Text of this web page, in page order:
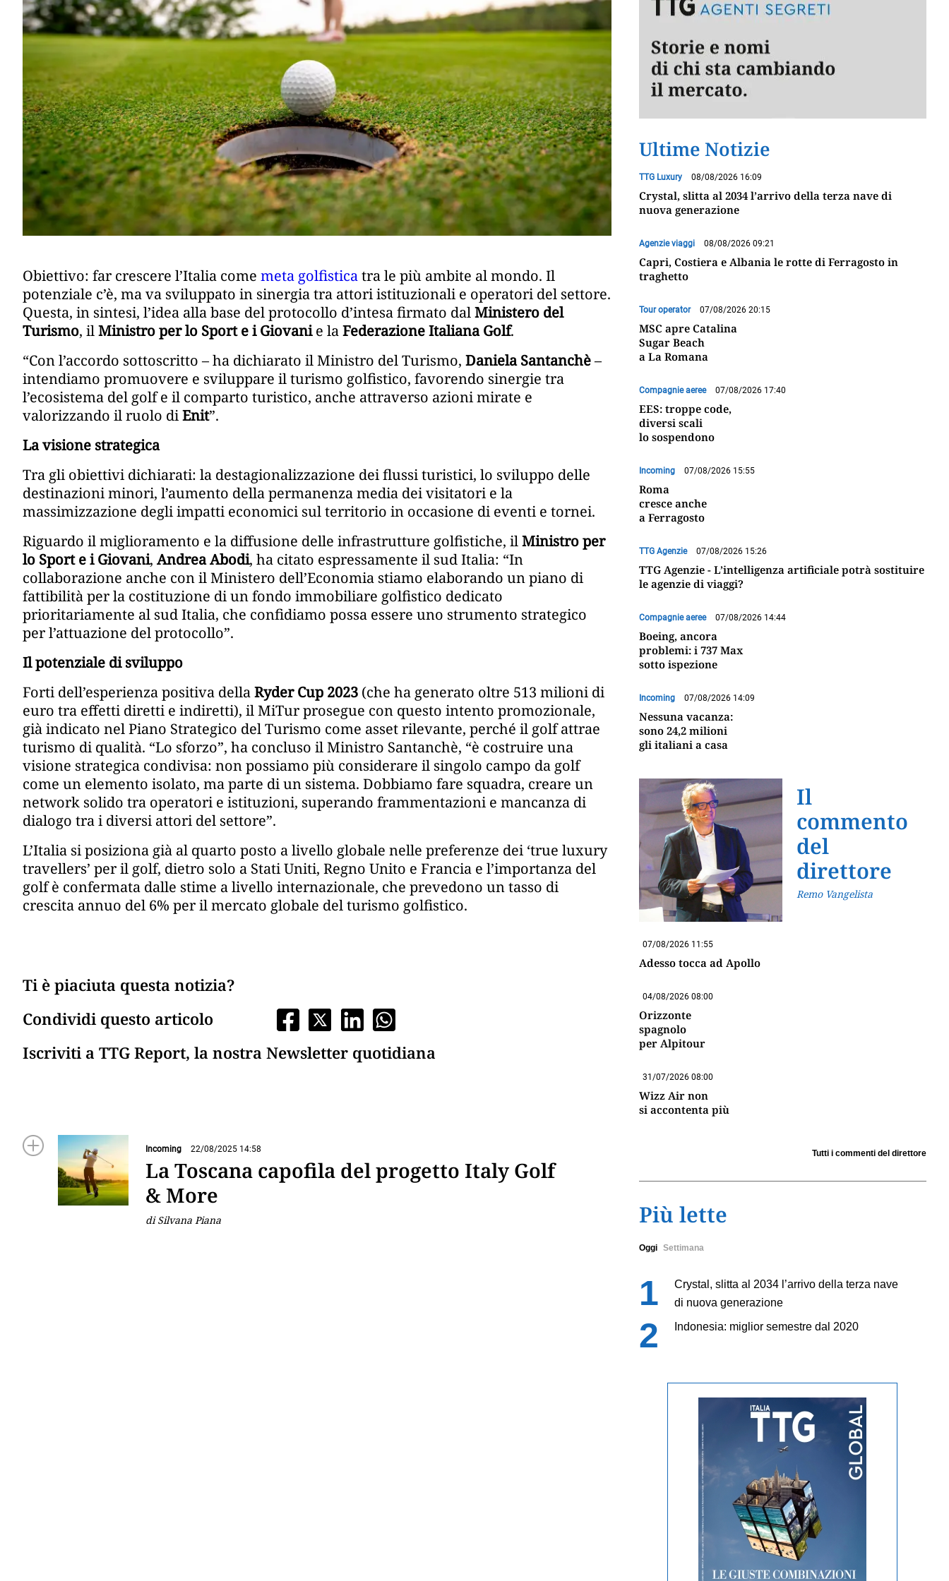
Obiettivo: far crescere l’Italia come meta golfisticatra le più ambite al mondo. Il
potenziale c’è, ma va sviluppato in sinergia tra attori istituzionali e operatori del settore.
Questa, in sintesi, l’idea alla base del protocollo d’intesa firmato dalMinistero del
Turismo, ilMinistro per lo Sport e i Giovanie laFederazione Italiana Golf.
“Con l’accordo sottoscritto – ha dichiarato il Ministro del Turismo, Daniela Santanchè–
intendiamo promuovere e sviluppare il turismo golfistico, favorendo sinergie tra
l’ecosistema del golf e il comparto turistico, anche attraverso azioni mirate e
valorizzando il ruolo diEnit”.
La visione strategica
Tra gli obiettivi dichiarati: la destagionalizzazione dei flussi turistici, lo sviluppo delle
destinazioni minori, l’aumento della permanenza media dei visitatori e la
massimizzazione degli impatti economici sul territorio in occasione di eventi e tornei.
Riguardo il miglioramento e la diffusione delle infrastrutture golfistiche, ilMinistro per
lo Sport e i Giovani, Andrea Abodi, ha citato espressamente il sud Italia: “In
collaborazione anche con il Ministero dell’Economia stiamo elaborando un piano di
fattibilità per la costituzione di un fondo immobiliare golfistico dedicato
prioritariamente al sud Italia, che confidiamo possa essere uno strumento strategico
per l’attuazione del protocollo”.
Il potenziale di sviluppo
Forti dell’esperienza positiva dellaRyder Cup 2023 (che ha generato oltre 513 milioni di
euro tra effetti diretti e indiretti), il MiTur prosegue con questo intento promozionale,
già indicato nel Piano Strategico del Turismo come asset rilevante, perché il golf attrae
turismo di qualità. “Lo sforzo”, ha concluso il Ministro Santanchè, “è costruire una
visione strategica condivisa: non possiamo più considerare il singolo campo da golf
come un elemento isolato, ma parte di un sistema. Dobbiamo fare squadra, creare un
network solido tra operatori e istituzioni, superando frammentazioni e mancanza di
dialogo tra i diversi attori del settore”.
L’Italia si posiziona già al quarto posto a livello globale nelle preferenze dei ‘true luxury
travellers’ per il golf, dietro solo a Stati Uniti, Regno Unito e Francia e l’importanza del
golf è confermata dalle stime a livello internazionale, che prevedono un tasso di
crescita annuo del 6% per il mercato globale del turismo golfistico.
Ti è piaciuta questa notizia?
Condividi questo articolo
Iscriviti a TTG Report, la nostra Newsletter quotidiana
Incoming 22/08/2025 14:58
La Toscana capofila del progetto Italy Golf
& More
di Silvana Piana
Ultime Notizie
TTG Luxury 08/08/2026 16:09
Crystal, slitta al 2034 l’arrivo della terza nave di
nuova generazione
Agenzie viaggi 08/08/2026 09:21
Capri, Costiera e Albania le rotte di Ferragosto in
traghetto
Tour operator 07/08/2026 20:15
MSC apre Catalina
Sugar Beach
a La Romana
Compagnie aeree 07/08/2026 17:40
EES: troppe code,
diversi scali
lo sospendono
Incoming 07/08/2026 15:55
Roma
cresce anche
a Ferragosto
TTG Agenzie 07/08/2026 15:26
TTG Agenzie - L’intelligenza artificiale potrà sostituire
le agenzie di viaggi?
Compagnie aeree 07/08/2026 14:44
Boeing, ancora
problemi: i 737 Max
sotto ispezione
Incoming 07/08/2026 14:09
Nessuna vacanza:
sono 24,2 milioni
gli italiani a casa
Il
commento
del
direttore
Remo Vangelista
07/08/2026 11:55
Adesso tocca ad Apollo
04/08/2026 08:00
Orizzonte
spagnolo
per Alpitour
31/07/2026 08:00
Wizz Air non
si accontenta più
Tutti i commenti del direttore
Più lette
Oggi Settimana
Crystal, slitta al 2034 l’arrivo della terza nave
di nuova generazione
Indonesia: miglior semestre dal 2020